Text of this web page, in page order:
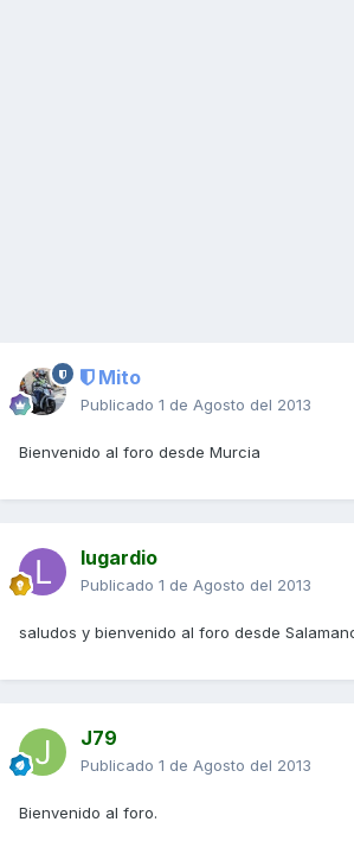
Mito
Publicado 1 de Agosto del 2013
Bienvenido al foro desde Murcia
lugardio
Publicado 1 de Agosto del 2013
saludos y bienvenido al foro desde
J79
Publicado 1 de Agosto del 2013
Bienvenido al foro.